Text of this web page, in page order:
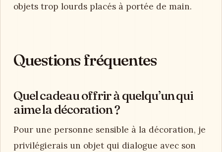
objets trop lourds placés à portée de main.
Questions fréquentes
Quel cadeau offrir à quelqu’un qui
aime la décoration ?
Pour une personne sensible à la décoration, je
privilégierais un objet qui dialogue avec son